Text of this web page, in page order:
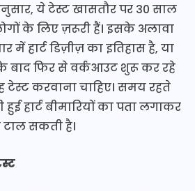
ये टेस्ट खासतौर पर 30 साल
के लिए ज़रूरी हैं। इसके अलावा
में हार्ट डिज़ीज़ का इतिहास है, या
बाद फिर से वर्कआउट शुरू कर रहे
टेस्ट करवाना चाहिए। समय रहते
हार्ट बीमारियों का पता लगाकर
सकती है।